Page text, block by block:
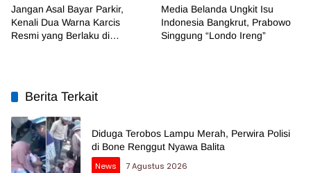
Jangan Asal Bayar Parkir,
Kenali Dua Warna Karcis
Resmi yang Berlaku di
Media Belanda Ungkit Isu
Indonesia Bangkrut, Prabowo
Singgung “Londo Ireng”
Berita Terkait
Diduga Terobos Lampu Merah, Perwira Polisi
di Bone Renggut Nyawa Balita
News
7 Agustus 2026